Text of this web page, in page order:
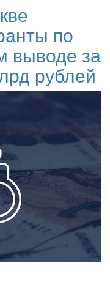
по
выводе за
рублей